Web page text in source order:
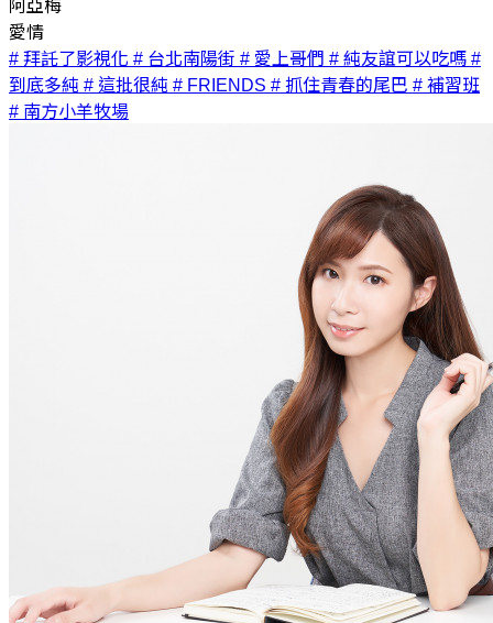
阿亞梅
愛情
# 拜託了影視化 # 台北南陽街 # 愛上哥們 # 純友誼可以吃嗎 #
到底多純 # 這批很純 # FRIENDS # 抓住青春的尾巴 # 補習班
# 南方小羊牧場